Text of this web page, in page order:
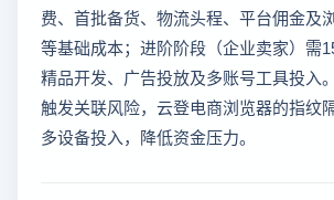
费、首批备货、物流头程、平台佣金及
等基础成本；进阶阶段（企业卖家）需
精品开发、广告投放及多账号工具投入
触发关联风险，云登电商浏览器的指纹
多设备投入，降低资金压力。